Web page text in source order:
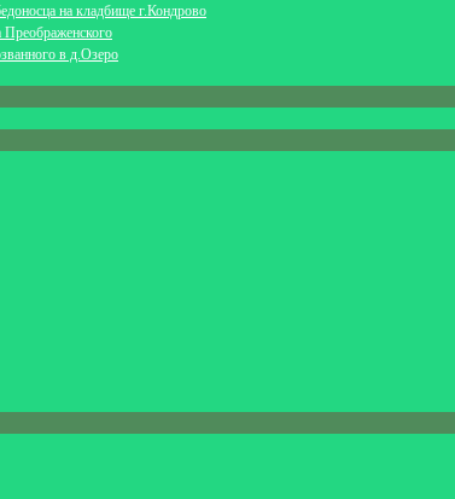
на кладбище г.Кондрово
в д.Озеро